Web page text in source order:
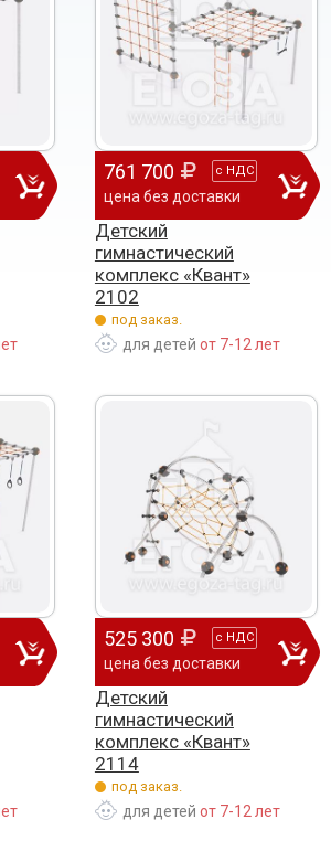
761 700 с НДС
цена без доставки
Детский
гимнастический
комплекс «Квант»
2102
под заказ.
для детей от 7-12 лет
525 300 с НДС
цена без доставки
Детский
гимнастический
комплекс «Квант»
2114
под заказ.
для детей от 7-12 лет